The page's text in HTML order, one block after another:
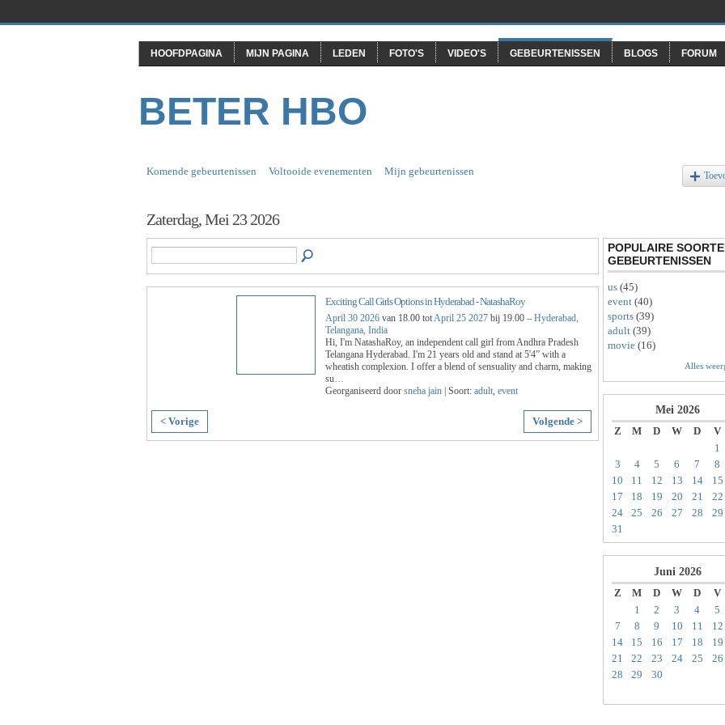
HOOFDPAGINA MIJN PAGINA LEDEN FOTO'S VIDEO'S GEBEURTENISSEN BLOGS FORUM
BETER HBO
Komende gebeurtenissen Voltooide evenementen Mijn gebeurtenissen
Zaterdag, Mei 23 2026
Exciting Call Girls Options in Hyderabad - NatashaRoy
April 30 2026 van 18.00 totApril 25 2027 bij 19.00 – Hyderabad,
Telangana, India
Hi, I'm NatashaRoy, an independent call girl from Andhra Pradesh
Telangana Hyderabad. I'm 21 years old and stand at 5'4” with a
wheatish complexion. I offer a blend of sensuality and charm, making
su…
Georganiseerd door sneha jain | Soort: adult, event
< Vorige Volgende >
POPULAIRE
GEBEURTENISSEN
us (45)
event (40)
sports (39)
adult (39)
movie (16)
Alles
Mei 2026
Z M D W D V
1
3
4 5 6 7 8
10
11 12 13 14 15
17
18 19 20 21 22
24
25 26 27 28 29
31
Juni 2026
Z M D W D V
1
2 3 4 5
7
8 9 10 11 12
14
15 16 17 18 19
21
22 23 24 25 26
28
29 30